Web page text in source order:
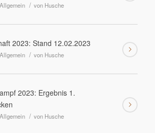
Allgemein / von Husche
2023: Stand 12.02.2023
Allgemein / von Husche
2023: Ergebnis 1.
Allgemein / von Husche